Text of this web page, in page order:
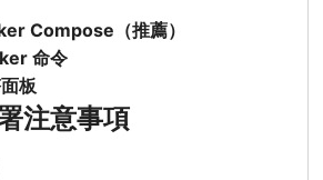
Compose（推薦）
命令
板
注意事項